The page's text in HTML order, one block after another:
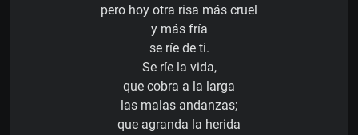
pero hoy otra risa más cruel
y más fría
se ríe de ti.
Se ríe la vida,
que cobra a la larga
las malas andanzas;
que agranda la herida